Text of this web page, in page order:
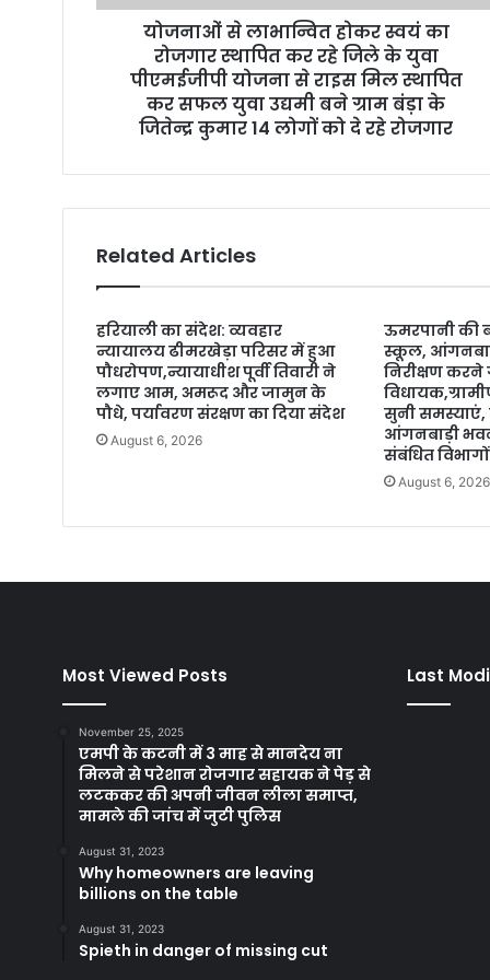
r
योजनाओं से लाभान्वित होकर स्वयं का
रोजगार स्थापित कर रहे जिले के युवा
पीएमईजीपी योजना से राइस मिल स्थापित
कर सफल युवा उद्यमी बने ग्राम बंड़ा के
जितेन्द्र कुमार 14 लोगों को दे रहे रोजगार
Related Articles
हरियाली का संदेश: व्यवहार
न्यायालय ढीमरखेड़ा परिसर में हुआ
पौधरोपण,न्यायाधीश पूर्वी तिवारी ने
लगाए आम, अमरूद और जामुन के
पौधे, पर्यावरण संरक्षण का दिया संदेश
August 6, 2026
ऊमरपानी की
स्कूल,
निरीक्षण
सुनी समस्याएं,
आंगनबाड़ी
संबंधित
August 6, 2026
Most Viewed Posts
November 25, 2025
एमपी के कटनी में 3 माह से मानदेय ना
मिलने से परेशान रोजगार सहायक ने पेड़ से
लटककर की अपनी जीवन लीला समाप्त,
मामले की जांच में जुटी पुलिस
August 31, 2023
Why homeowners are leaving
billions on the table
August 31, 2023
Spieth in danger of missing cut
Last